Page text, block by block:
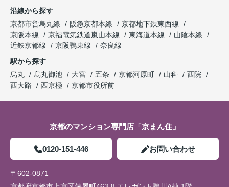
沿線から探す
京都市営烏丸線
阪急京都本線
京都地下鉄東西線
京阪本線
京福電気鉄道嵐山本線 東海道本線
山陰本線
近鉄京都線
京阪鴨東線
奈良線
駅から探す
烏丸
烏丸御池 大宮 五条 京都河原町 山科
西院
西大路
西京極 京都市役所前
京都のマンション専門店「京まん住」
0120-151-446 お問い合わせ
〒602-0871